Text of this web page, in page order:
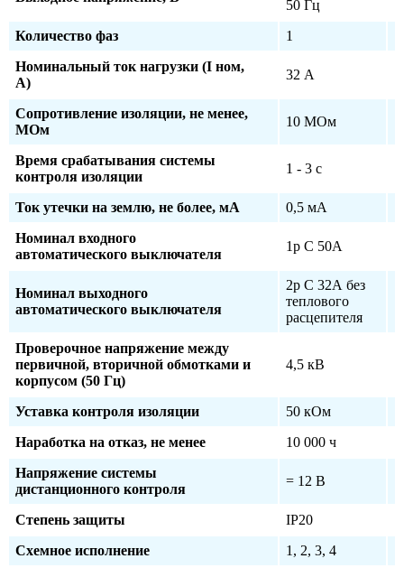
50 Гц
Количество фаз
1
Номинальный ток нагрузки (I ном,
А)
32 А
Сопротивление изоляции, не менее,
МОм
10 МОм
Время срабатывания системы
контроля изоляции
1 - 3 с
Ток утечки на землю, не более, мА
0,5 мА
Номинал входного
автоматического выключателя
1р С 50А
Номинал выходного
автоматического выключателя
2р С 32А без
теплового
расцепителя
Проверочное напряжение между
первичной, вторичной обмотками и
корпусом (50 Гц)
4,5 кВ
Уставка контроля изоляции
50 кОм
Наработка на отказ, не менее
10 000 ч
Напряжение системы
дистанционного контроля
= 12 В
Степень защиты
IP20
Схемное исполнение
1, 2, 3, 4